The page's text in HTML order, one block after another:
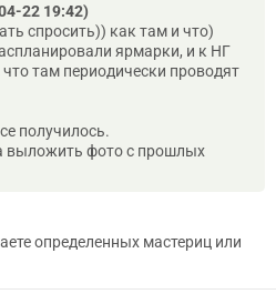
22 19:42)
спросить)) как там и что)
ярмарки, и к НГ
там периодически проводят
получилось.
выложить фото с прошлых
определенных мастериц или